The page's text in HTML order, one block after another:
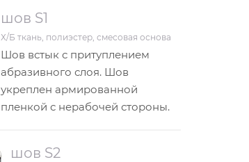
шов S1
Х/Б ткань, полиэстер, смесовая основа
Шов встык с притуплением
абразивного слоя. Шов
укреплен армированной
пленкой с нерабочей стороны.
шов S2